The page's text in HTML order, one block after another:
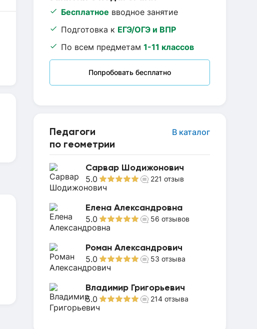
Бесплатное вводное занятие
Подготовка к ЕГЭ/ОГЭ и ВПР
По всем предметам 1-11 классов
Попробовать бесплатно
Педагоги
по геометрии
В каталог
Сарвар Шодижонович
5.0 221 отзыв
Елена Александровна
5.0 56 отзывов
Роман Александрович
5.0 53 отзыва
Владимир Григорьевич
5.0 214 отзыва